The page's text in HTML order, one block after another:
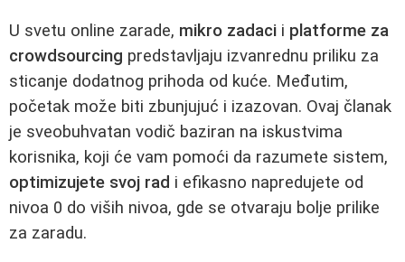
U svetu online zarade, mikro zadaci i platforme za
crowdsourcing predstavljaju izvanrednu priliku za
sticanje dodatnog prihoda od kuće. Međutim,
početak može biti zbunjujuć i izazovan. Ovaj članak
je sveobuhvatan vodič baziran na iskustvima
korisnika, koji će vam pomoći da razumete sistem,
optimizujete svoj rad i efikasno napredujete od
nivoa 0 do viših nivoa, gde se otvaraju bolje prilike
za zaradu.